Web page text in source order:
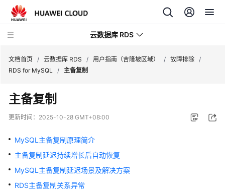
云数据库 RDS
产
介
绍
计
费
文档首页 / 云数据库 RDS / 用户指南（吉隆坡区域） / 故障排除 /
RDS for MySQL / 主备复制
主备复制
更新时间： 2025-10-28 GMT+08:00
MySQL主备复制原理简介
主备复制延迟持续增长后自动恢复
MySQL主备复制延迟场景及解决方案
RDS主备复制关系异常